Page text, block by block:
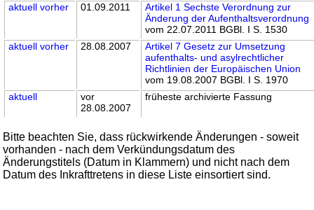
aktuell vorher 01.09.2011
Artikel 1 Sechste Verordnung zur
Änderung der Aufenthaltsverordnung
vom 22.07.2011 BGBl. I S. 1530
aktuell vorher 28.08.2007
Artikel 7 Gesetz zur Umsetzung
aufenthalts- und asylrechtlicher
Richtlinien der Europäischen Union
vom 19.08.2007 BGBl. I S. 1970
aktuell
vor
28.08.2007
früheste archivierte Fassung
Bitte beachten Sie, dass rückwirkende Änderungen - soweit
vorhanden - nach dem Verkündungsdatum des
Änderungstitels (Datum in Klammern) und nicht nach dem
Datum des Inkrafttretens in diese Liste einsortiert sind.